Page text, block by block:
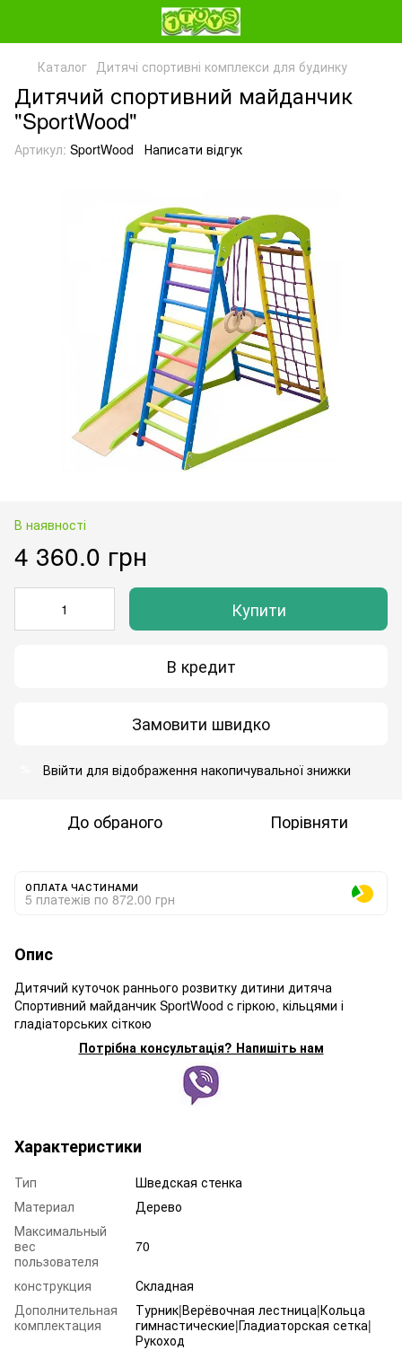
Каталог Дитячі спортивні комплекси для будинку
Дитячий спортивний майданчик
"SportWood"
Артикул: SportWood Написати відгук
В наявності
4 360.0 грн
Купити
В кредит
Замовити швидко
Ввійти для відображення накопичувальної знижки
До обраного Порівняти
ОПЛАТА ЧАСТИНАМИ
5 платежів по 872.00 грн
Опис
Дитячий куточок раннього розвитку дитини дитяча
Спортивний майданчик SportWood c гіркою, кільцями і
гладіаторських сіткою
Потрібна консультація? Напишіть нам
Характеристики
Тип
Шведская стенка
Материал
Дерево
Максимальный
вес
пользователя
70
конструкция
Складная
Дополнительная
комплектация
Турник|Верёвочная лестница|Кольца
гимнастические|Гладиаторская сетка|
Рукоход